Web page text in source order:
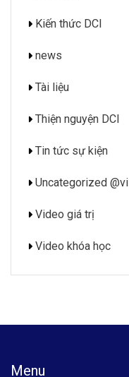
Kiến thức DCI
news
Tài liệu
Thiện nguyện DCI
Tin tức sự kiện
Uncategorized @vi
Video giá trị
Video khóa học
Menu